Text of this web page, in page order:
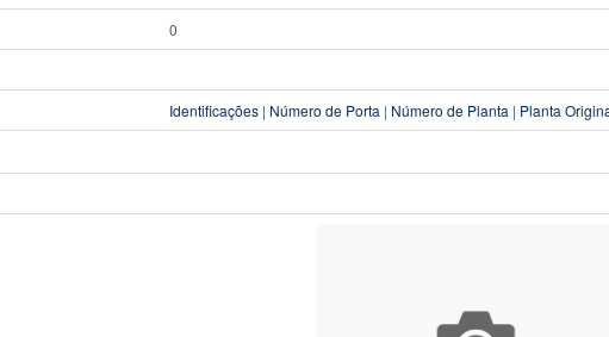
0
Identificações | Número de Porta | Número de Planta | Planta